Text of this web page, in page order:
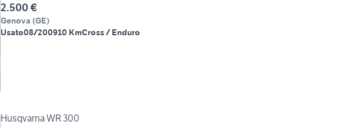
2.500 €
Genova (GE)
Usato08/200910 KmCross / Enduro
Husqvarna WR 300